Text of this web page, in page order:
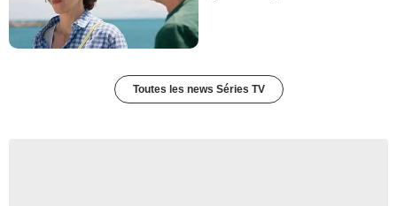
Toutes les news Séries TV